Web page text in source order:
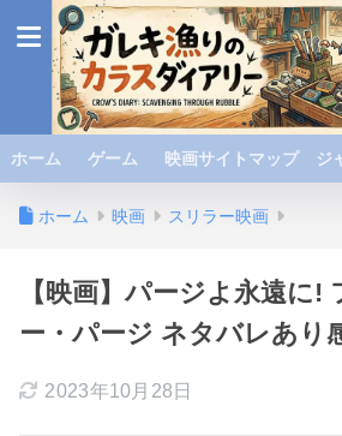
ホーム ゲーム 映画サイトマップ ジ
ホーム 映画 スリラー映画
【映画】パージよ永遠に!
ー・パージ ネタバレあり
2023年10月28日